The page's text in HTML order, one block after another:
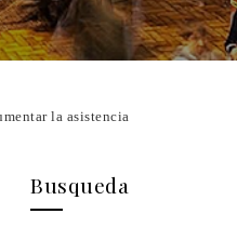
la asistencia
Busqueda